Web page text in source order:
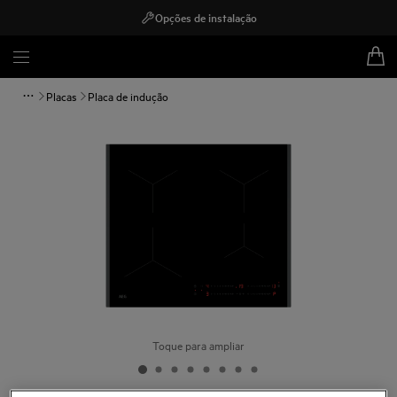
Opções de instalação
Placas Placa de indução
Toque para ampliar